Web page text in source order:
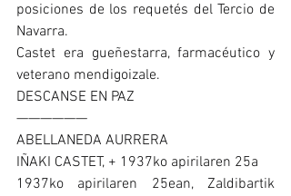
posiciones de los requetés del Tercio de
Navarra.
Castet era gueñestarra, farmacéutico y
veterano mendigoizale.
DESCANSE EN PAZ
——————
ABELLANEDA AURRERA
IÑAKI CASTET, + 1937ko apirilaren 25a
1937ko apirilaren 25ean, Zaldibartik